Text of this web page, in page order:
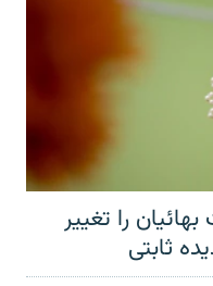
را تغییر
ثابتی